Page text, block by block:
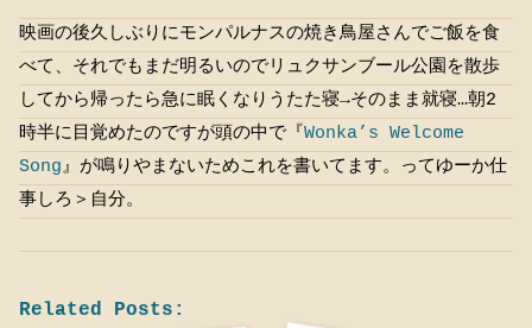
映画の後久しぶりにモンパルナスの焼き鳥屋さんでご飯を食
べて、それでもまだ明るいのでリュクサンブール公園を散歩
してから帰ったら急に眠くなりうたた寝→そのまま就寝…朝2
時半に目覚めたのですが頭の中で『 Wonka’s Welcome
Song』が鳴りやまないためこれを書いてます。ってゆーか仕
事しろ＞自分。
Related Posts: